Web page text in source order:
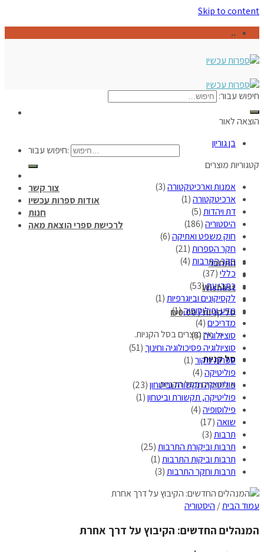
Skip to content
..
חיפוש עבור:
צור קשר
אודות ספרות עכשיו
חנות
לרכישת ספרי הוצאת מאה
התחבר
Wishlist
סל קניות /
₪0.00
אין מוצרים בסל הקניות.
סל קניות
אין מוצרים בסל הקניות.
חיפוש עבור:
הוצאה לאור
בן גוריון
קטגוריות מוצרים
אמנות וארכיטקטורה(3)
ארכיטקטורה(1)
דת ויהדות(5)
היסטוריה(186)
חוק משפט ואתיקה(6)
חקר הספרות(21)
חקר התרבות(4)
כללי(37)
כתבי עת(53)
לקסיקונים וביוגרפיות(1)
מדע ופילוסופיה(1)
מדריכים(4)
סוציולוגיה(6)
סוציולוגיה פסיכולוגיה וחינוך (51)
ספרות מקור(1)
פוליטיקה(4)
פוליטיקה תקשורת וביטחון(23)
פוליטיקה, תקשורת וביטחון(1)
פילוסופיה(4)
שואה(17)
תרבות(3)
תרבות וביקורת התרבות(25)
תרבות וביקות התרבות(1)
תרבות וחקר התרבות(3)
עמוד הבית/ היסטוריה
המנהלים החדשים: הקיבוץ על דרך אחרת